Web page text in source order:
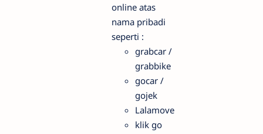
online atas
nama pribadi
seperti :
grabcar /
grabbike
gocar /
gojek
Lalamove
klik go